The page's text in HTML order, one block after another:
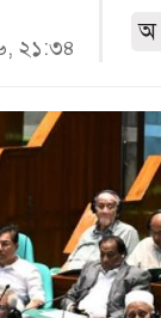
২১:৩৪
অ